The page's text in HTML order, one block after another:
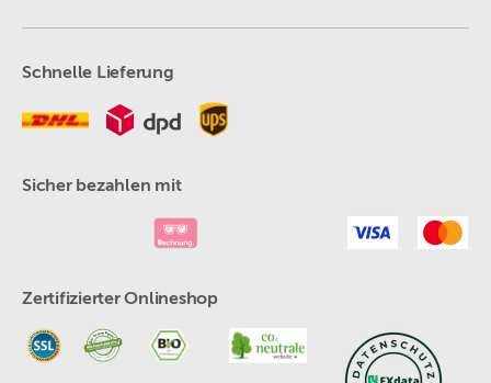
Schnelle Lieferung
Sicher bezahlen mit
Zertifizierter Onlineshop